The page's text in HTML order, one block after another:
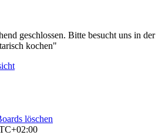
geschlossen. Bitte besucht uns in der
kochen"
löschen